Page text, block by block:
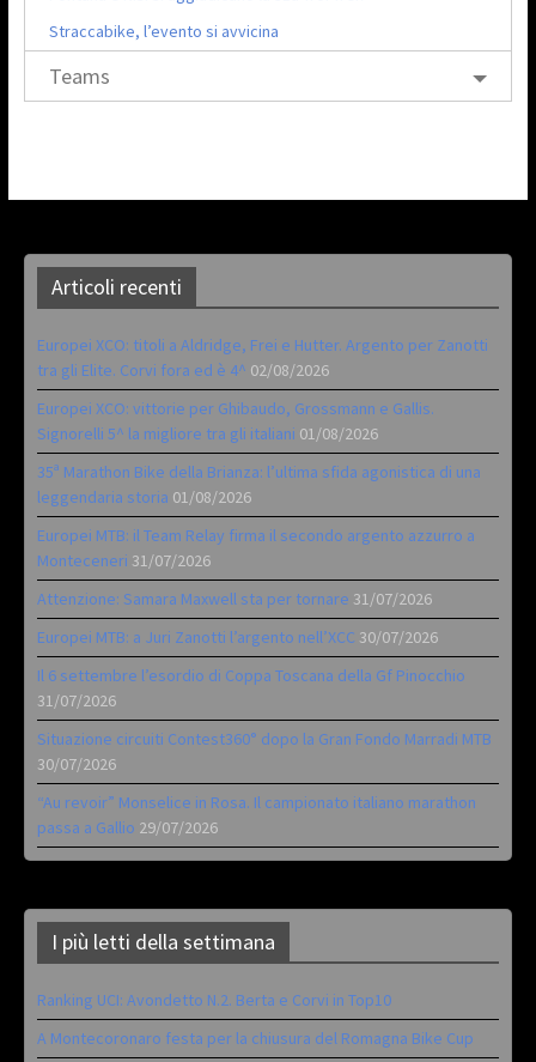
Straccabike, l’evento si avvicina
Teams
Articoli recenti
Europei XCO: titoli a Aldridge, Frei e Hutter. Argento per Zanotti
tra gli Elite. Corvi fora ed è 4^ 02/08/2026
Europei XCO: vittorie per Ghibaudo, Grossmann e Gallis.
Signorelli 5^ la migliore tra gli italiani 01/08/2026
35ª Marathon Bike della Brianza: l’ultima sfida agonistica di una
leggendaria storia 01/08/2026
Europei MTB: il Team Relay firma il secondo argento azzurro a
Monteceneri 31/07/2026
Attenzione: Samara Maxwell sta per tornare 31/07/2026
Europei MTB: a Juri Zanotti l’argento nell’XCC 30/07/2026
Il 6 settembre l’esordio di Coppa Toscana della Gf Pinocchio
31/07/2026
Situazione circuiti Contest360° dopo la Gran Fondo Marradi MTB
30/07/2026
“Au revoir” Monselice in Rosa. Il campionato italiano marathon
passa a Gallio 29/07/2026
I più letti della settimana
Ranking UCI: Avondetto N.2. Berta e Corvi in Top10
A Montecoronaro festa per la chiusura del Romagna Bike Cup